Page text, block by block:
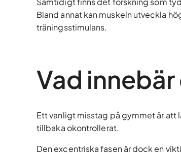
Bland annat kan muskeln utveckla
träningsstimulans.
Vad
Ett vanligt misstag på gymmet är att
tillbaka okontrollerat.
Den excentriska fasen är dock en